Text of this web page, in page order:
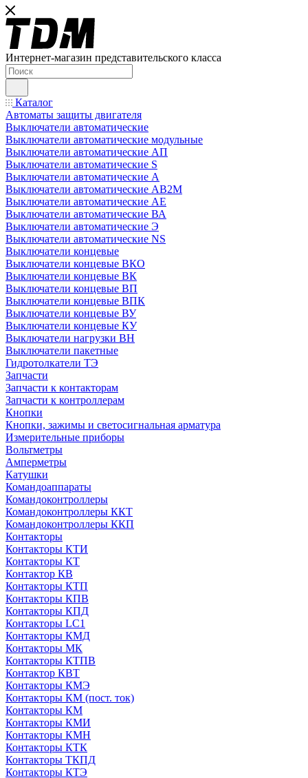
Интернет-магазин представительского класса
Каталог
Автоматы защиты двигателя
Выключатели автоматические
Выключатели автоматические модульные
Выключатели автоматические АП
Выключатели автоматические S
Выключатели автоматические А
Выключатели автоматические АВ2М
Выключатели автоматические АЕ
Выключатели автоматические ВА
Выключатели автоматические Э
Выключатели автоматические NS
Выключатели концевые
Выключатели концевые ВКО
Выключатели концевые ВК
Выключатели концевые ВП
Выключатели концевые ВПК
Выключатели концевые ВУ
Выключатели концевые КУ
Выключатели нагрузки ВН
Выключатели пакетные
Гидротолкатели ТЭ
Запчасти
Запчасти к контакторам
Запчасти к контроллерам
Кнопки
Кнопки, зажимы и светосигнальная арматура
Измерительные приборы
Вольтметры
Амперметры
Катушки
Командоаппараты
Командоконтроллеры
Командоконтроллеры ККТ
Командоконтроллеры ККП
Контакторы
Контакторы КТИ
Контакторы КТ
Контактор КВ
Контакторы КТП
Контакторы КПВ
Контакторы КПД
Контакторы LC1
Контакторы КМД
Контакторы МК
Контакторы КТПВ
Контактор КВТ
Контакторы КМЭ
Контакторы КМ (пост. ток)
Контакторы КМ
Контакторы КМИ
Контакторы КМН
Контакторы КТК
Контакторы ТКПД
Контакторы КТЭ